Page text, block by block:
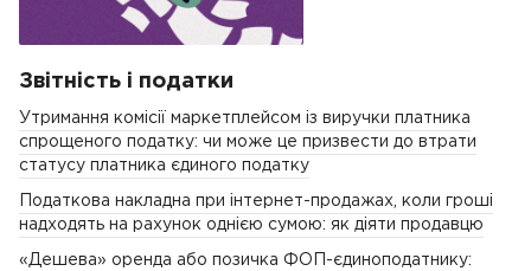
Звітність і податки
Утримання комісії маркетплейсом із виручки платника
спрощеного податку: чи може це призвести до втрати
статусу платника єдиного податку
Податкова накладна при інтернет-продажах, коли гроші
надходять на рахунок однією сумою: як діяти продавцю
«Дешева» оренда або позичка ФОП-єдиноподатнику: